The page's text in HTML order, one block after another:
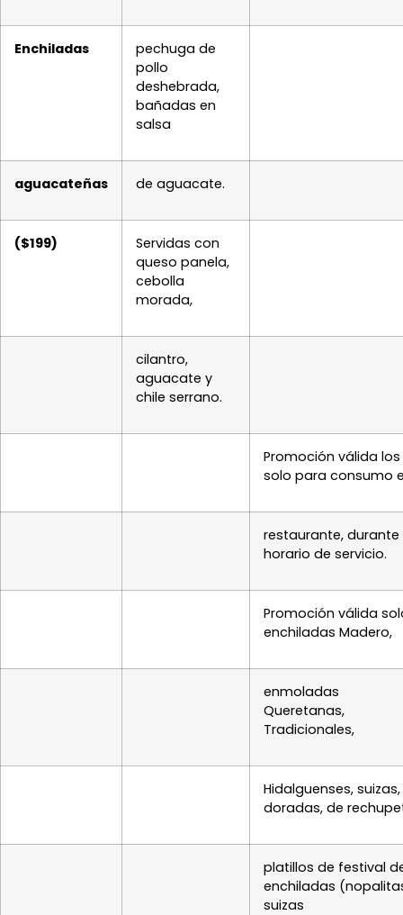
Enchiladas
pechuga de
pollo
deshebrada,
bañadas en
salsa
aguacateñas de aguacate.
($199)
Servidas con
queso panela,
cebolla
morada,
cilantro,
aguacate y
chile serrano.
Promoción válida los
solo para consumo
restaurante,
horario de servicio.
Promoción válida
enchiladas Madero,
enmoladas
Tradicionales,
Hidalguenses, suizas,
doradas, de
platillos de festival
enchiladas
suizas